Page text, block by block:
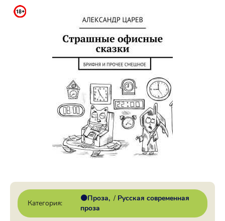
Категория:
🟠Проза / Русская современная
проза